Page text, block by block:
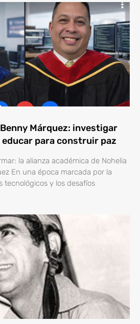
Márquez: investigar
para construir paz
la alianza académica de Nohelia
En una época marcada por la
tecnológicos y los desafíos